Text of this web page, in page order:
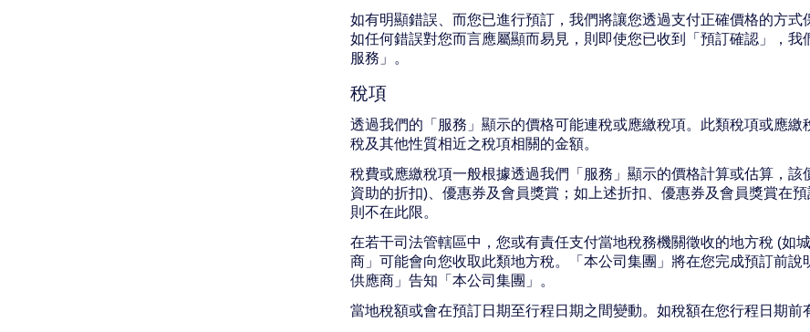
如有明顯錯誤、而您已進行預訂，我們將讓您透過支付正確價格的方式
如任何錯誤對您而言應屬顯而易見，則即使您已收到「預訂確認」，
服務」。
稅項
透過我們的「服務」顯示的價格可能連稅或應繳稅項。此類稅項或應
稅及其他性質相近之稅項相關的金額。
稅費或應繳稅項一般根據透過我們「服務」顯示的價格計算或估算，
資助的折扣)、優惠券及會員獎賞；如上述折扣、優惠券及會員獎賞在
則不在此限。
在若干司法管轄區中，您或有責任支付當地稅務機關徵收的地方稅 (如
商」可能會向您收取此類地方稅。「本公司集團」將在您完成預訂前
供應商」告知「本公司集團」。
當地稅額或會在預訂日期至行程日期之間變動。如稅額在您行程日期前